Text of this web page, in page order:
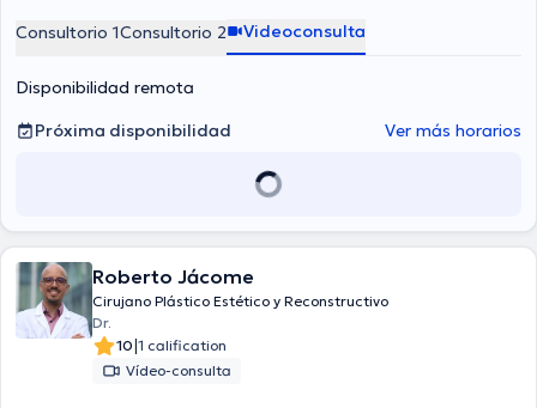
Consultorio 1Consultorio 2 Videoconsulta
Disponibilidad remota
Próxima disponibilidad
Ver más horarios
Roberto Jácome
Cirujano Plástico Estético y Reconstructivo
Dr.
10|1 calification
Vídeo-consulta